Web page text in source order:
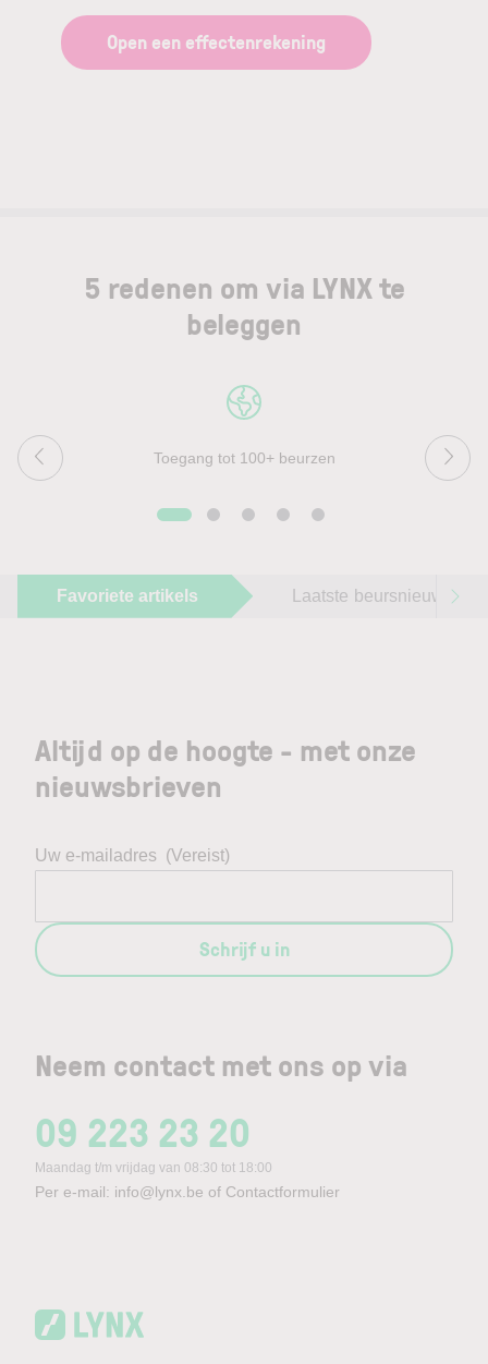
Open een effectenrekening
5 redenen om via LYNX te
beleggen
Toegang tot 100+ beurzen
Favoriete artikels Laatste beursnieuws
Neem contact met ons op via
09 223 23 20
Maandag t/m vrijdag van 08:30 tot 18:00
Per e-mail: info@lynx.be of Contactformulier
Altijd op de hoogte - met onze
nieuwsbrieven
Uw e-mailadres (Vereist)
Schrijf u in